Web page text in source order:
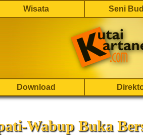
Wisata Seni
Download
Wabup Buka